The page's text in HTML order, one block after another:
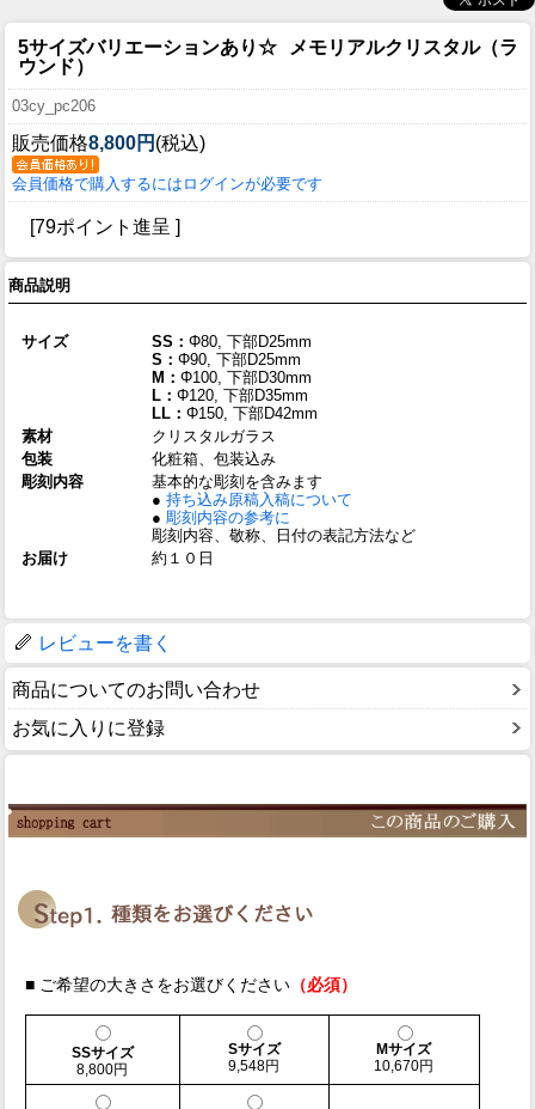
5サイズバリエーションあり☆
メモリアルクリスタル（ラ
ウンド）
03cy_pc206
販売価格8,800円 (税込)
会員価格で購入するにはログインが必要です
[79ポイント進呈 ]
商品説明
サイズ SS： Φ80, 下部D25mm
S： Φ90, 下部D25mm
M： Φ100, 下部D30mm
L： Φ120, 下部D35mm
LL： Φ150, 下部D42mm
素材
クリスタルガラス
包装
化粧箱、包装込み
彫刻内容
基本的な彫刻を含みます
● 持ち込み原稿入稿について
● 彫刻内容の参考に
彫刻内容、敬称、日付の表記方法など
お届け
約１０日
レビューを書く
商品についてのお問い合わせ
お気に入りに登録
■ ご希望の大きさをお選びください（必須）
SSサイズ
8,800円
Sサイズ
9,548円
Mサイズ
10,670円